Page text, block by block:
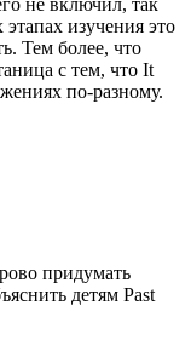
не включил, так
изучения это
Тем более, что
с тем, что It
по-разному.
придумать
детям Past